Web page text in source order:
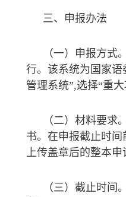
三、申报办法
（一）申报方
行。该系统为国家语
管理系统”,选择“重
（二）材料要
书。在申报截止时
上传盖章后的整本
（三）截止时间